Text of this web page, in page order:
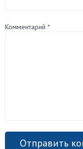
Комментарий *